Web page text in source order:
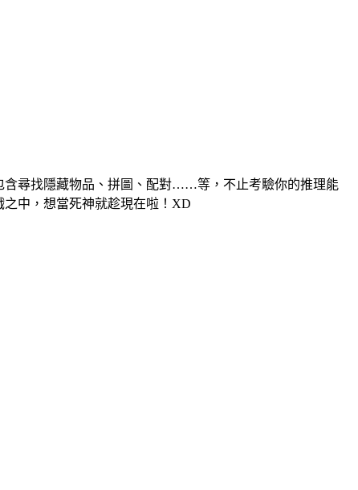
含尋找隱藏物品、拼圖、配對……等，不止考驗你的推理能
中，想當死神就趁現在啦！XD